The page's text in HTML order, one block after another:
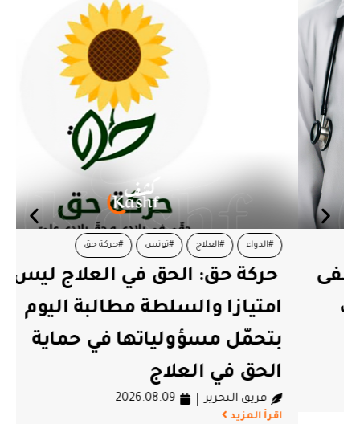
#العلاج #تونس #حركة حق
حركة حق: الحق في العلاج ليس
امتيازا والسلطة مطالبة اليوم
بتحمّل مسؤولياتها في حماية
الحق في العلاج
فريق التحرير 2026.08.09
اقرأ المزيد